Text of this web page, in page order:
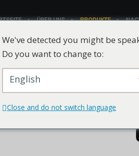
ÜBER UNS PRODUKTE
We've detected you might be
Do you want to change to:
English
Close and do not switch language